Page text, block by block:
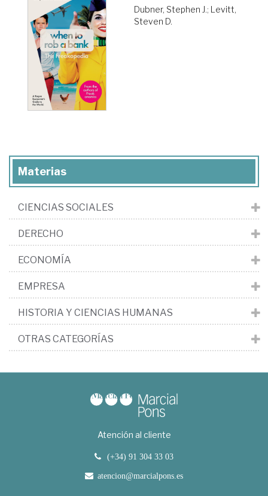
Dubner, Stephen J.; Levitt,
Steven D.
Materias
CIENCIAS SOCIALES
DERECHO
ECONOMÍA
EMPRESA
HISTORIA Y CIENCIAS HUMANAS
OTRAS CATEGORÍAS
Atención al cliente
(+34) 91 304 33 03
atencion@marcialpons.es